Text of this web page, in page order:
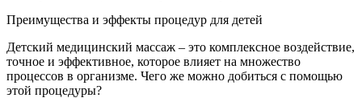
Преимущества и эффекты процедур для детей
Детский медицинский массаж – это комплексное воздействие,
точное и эффективное, которое влияет на множество
процессов в организме. Чего же можно добиться с помощью
этой процедуры?